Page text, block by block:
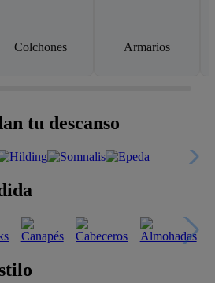
Colchones Armarios
tu descanso